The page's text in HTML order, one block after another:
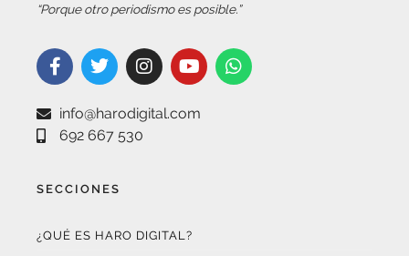
“Porque otro periodismo es posible.”
info@harodigital.com
692 667 530
SECCIONES
¿QUÉ ES HARO DIGITAL?